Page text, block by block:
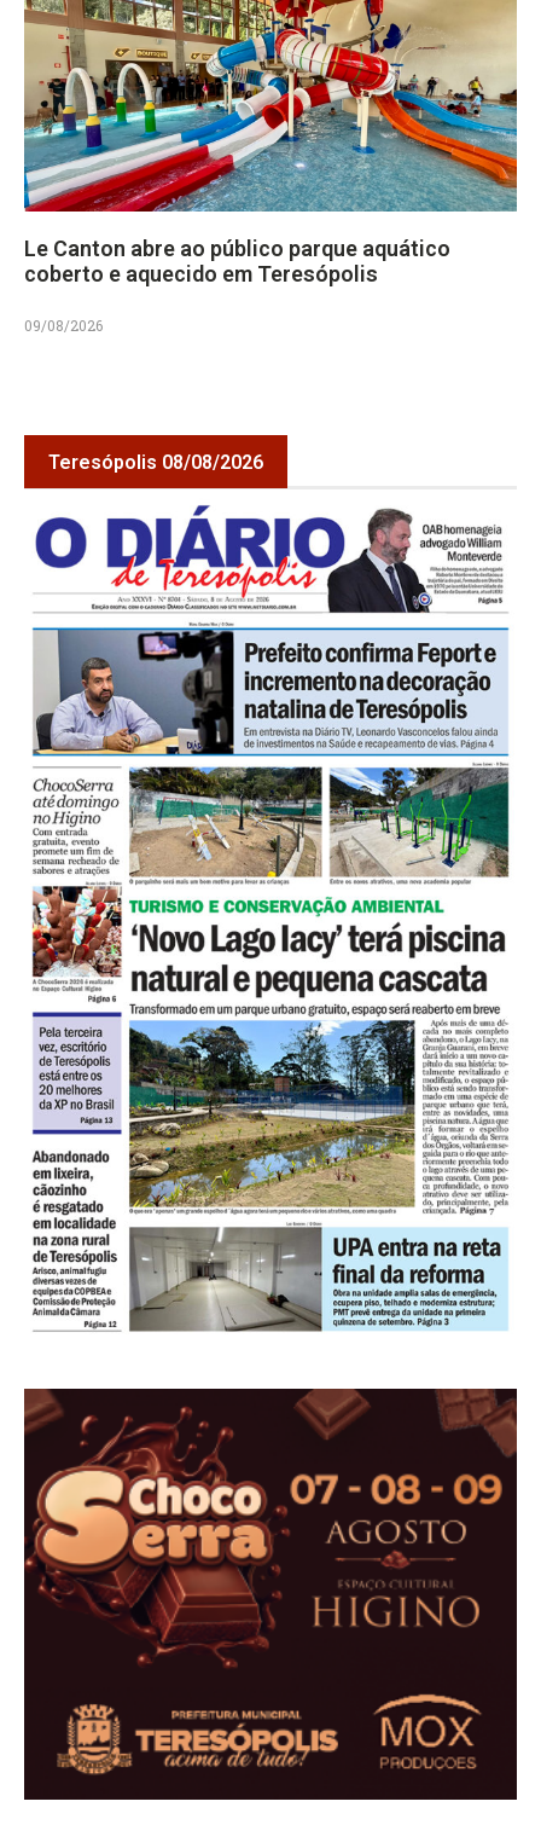
Le Canton abre ao público parque aquático
coberto e aquecido em Teresópolis
09/08/2026
Teresópolis 08/08/2026